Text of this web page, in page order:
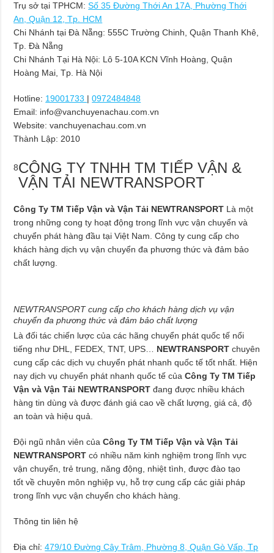
Trụ sở tại TPHCM:Số 35 Đường Thới An 17A, Phường Thới
An, Quận 12, Tp. HCM
Chi Nhánh tại Đà Nẵng: 555C Trường Chinh, Quận Thanh Khê,
Tp. Đà Nẵng
Chi Nhánh Tại Hà Nội: Lô 5-10A KCN Vĩnh Hoàng, Quận
Hoàng Mai, Tp. Hà Nội
Hotline: 19001733 |0972484848
Email: info@vanchuyenachau.com.vn
Website: vanchuyenachau.com.vn
Thành Lập: 2010
8CÔNG TY TNHH TM TIẾP VẬN &
VẬN TẢI NEWTRANSPORT
Công Ty TM Tiếp Vận và Vận Tải NEWTRANSPORT Là một
trong những cong ty hoạt động trong lĩnh vực vận chuyển và
chuyển phát hàng đầu tại Việt Nam. Công ty cung cấp cho
khách hàng dịch vụ vận chuyển đa phương thức và đảm bảo
chất lượng.
NEWTRANSPORT cung cấp cho khách hàng dịch vụ vận
chuyển đa phương thức và đảm bảo chất lượng
Là đối tác chiến lược của các hãng chuyển phát quốc tế nổi
tiếng như DHL, FEDEX, TNT, UPS… NEWTRANSPORT chuyên
cung cấp các dịch vụ chuyển phát nhanh quốc tế tốt nhất. Hiện
nay dịch vụ chuyển phát nhanh quốc tế củaCông Ty TM Tiếp
Vận và Vận Tải NEWTRANSPORT đang được nhiều khách
hàng tin dùng và được đánh giá cao về chất lượng, giá cả, độ
an toàn và hiệu quả.
Đội ngũ nhân viên củaCông Ty TM Tiếp Vận và Vận Tải
NEWTRANSPORT có nhiều năm kinh nghiệm trong lĩnh vực
vận chuyển, trẻ trung, năng động, nhiệt tình, được đào tạo
tốt về chuyên môn nghiệp vụ, hỗ trợ cung cấp các giải pháp
trong lĩnh vực vận chuyển cho khách hàng.
Thông tin liên hệ
Địa chỉ:479/10 Đường Cây Trâm, Phường 8, Quận Gò Vấp, Tp